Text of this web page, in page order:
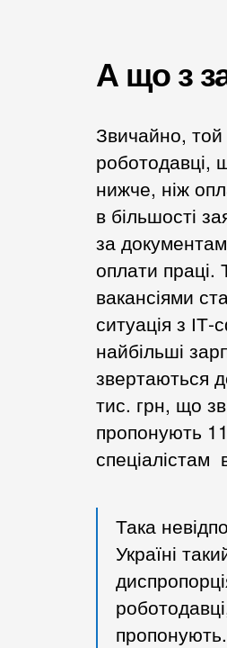
А що з
Звичайно, той
роботодавці,
нижче, ніж
в більшості
за
оплати праці.
вакансіями
ситуація з
найбільші
звертаються
тис. грн, що
пропонують
спеціалістам
Така
Україні